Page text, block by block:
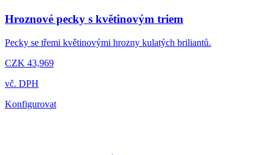
Hroznové pecky s květinovým triem
Pecky se třemi květinovými hrozny kulatých briliantů.
CZK 43,969
vč. DPH
Konfigurovat